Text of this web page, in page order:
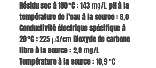
Résidu sec à 180 °C :143 mg/LpH à la
température de l’eau à la source :8,0
Conductivité électrique spécifique à
20 °C :225 μS/cmDioxyde de carbone
libre à la source :2,8 mg/L
Température à la source :10,9 °C